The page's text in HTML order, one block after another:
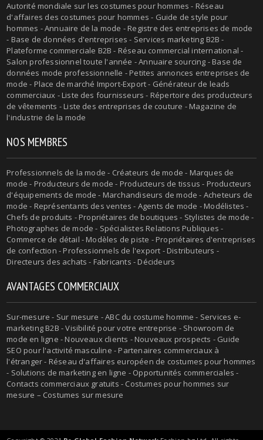
Autorité mondiale sur les costumes pour hommes - Réseau
d'affaires des costumes pour hommes - Guide de style pour
hommes - Annuaire de la mode - Registre des entreprises de mode
- Base de données d'entreprises - Services marketing B2B -
Plateforme commerciale B2B - Réseau commercial international -
Salon professionnel toute l'année - Annuaire sourcing - Base de
données mode professionnelle - Petites annonces entreprises de
mode - Place de marché Import-Export - Générateur de leads
commerciaux - Liste des fournisseurs - Répertoire des producteurs
de vêtements - Liste des entreprises de couture - Magazine de
l'industrie de la mode
NOS MEMBRES
Professionnels de la mode - Créateurs de mode - Marques de
mode - Producteurs de mode - Producteurs de tissus - Producteurs
d'équipements de mode - Marchandiseurs de mode - Acheteurs de
mode - Représentants des ventes - Agents de mode - Modélistes -
Chefs de produits - Propriétaires de boutiques - Stylistes de mode -
Photographes de mode - Spécialistes Relations Publiques -
Commerce de détail - Modèles de piste - Propriétaires d'entreprises
de confection - Professionnels de l'export - Distributeurs -
Directeurs des achats - Fabricants - Décideurs
AVANTAGES COMMERCIAUX
Sur-mesure - Sur mesure - ABC du costume homme - Services e-
marketing B2B - Visibilité pour votre entreprise - Showroom de
mode en ligne - Nouveaux clients - Nouveaux prospects - Guide
SEO pour l'activité masculine - Partenaires commerciaux à
l'étranger - Réseau d'affaires européen de costumes pour hommes
- Solutions de marketing en ligne - Opportunités commerciales -
Contacts commerciaux gratuits - Costumes pour hommes sur
mesure – Costumes sur mesure